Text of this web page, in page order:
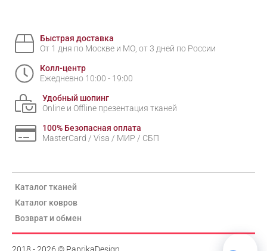
Быстрая доставка
От 1 дня по Москве и МО, от 3 дней по России
Колл-центр
Ежедневно 10:00 - 19:00
Удобный шопинг
Online и Offline презентация тканей
100% Безопасная оплата
MasterCard / Visa / МИР / СБП
Каталог тканей
Каталог ковров
Возврат и обмен